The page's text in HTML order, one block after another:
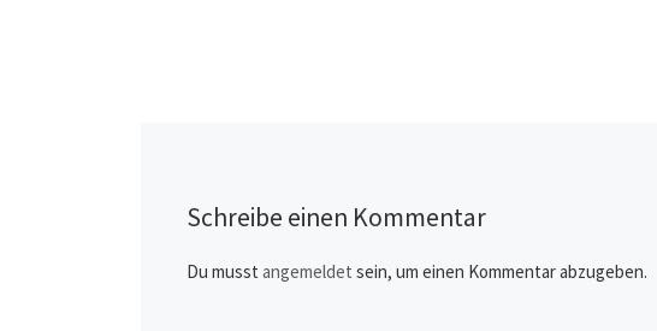
Schreibe einen Kommentar
Du musst angemeldet sein, um einen Kommentar abzugeben.